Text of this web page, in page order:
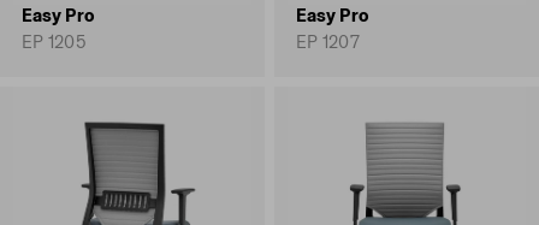
Easy Pro
EP 1205
Easy Pro
EP 1207